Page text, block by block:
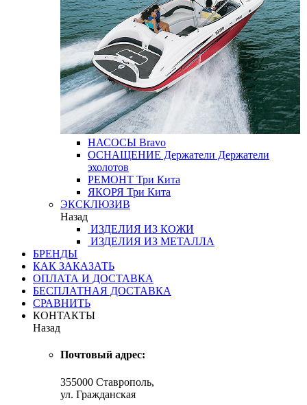
НАСОСЫ Bravo
ОСНАЩЕНИЕ Держатели Держатели
эхолотов
РЕМОНТ Три Кита
ЯКОРЯ Три Кита
ЭКСКЛЮЗИВ
Назад
ИЗДЕЛИЯ ИЗ КОЖИ
ИЗДЕЛИЯ ИЗ МЕТАЛЛА
БРЕНДЫ
КАК ЗАКАЗАТЬ
ОПЛАТА И ДОСТАВКА
БЕСПЛАТНАЯ ДОСТАВКА
СРАВНИТЬ
КОНТАКТЫ
Назад
Почтовый адрес:
355000 Ставрополь,
ул. Гражданская